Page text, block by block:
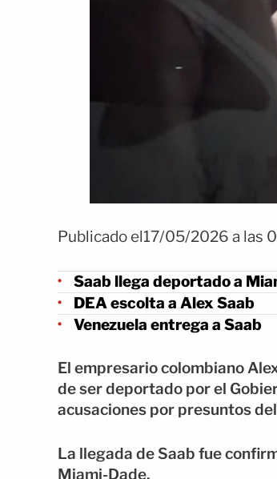
Publicado el17/05/2026 a las
Saab llega deportado a
DEA escolta a Alex Saab
Venezuela entrega a Saab
El empresario colombiano
de ser deportado por el
acusaciones por presuntos
La llegada de Saab fue
Miami-Dade.